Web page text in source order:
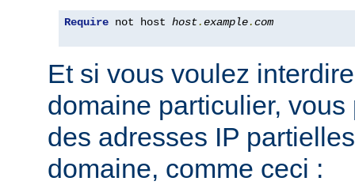
Require not host host.example.com
Et si vous voulez
domaine particulier,
des adresses IP
domaine, comme ceci :